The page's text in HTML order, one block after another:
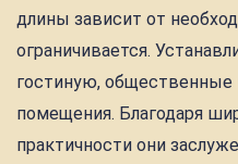
длины зависит от
ограничивается.
гостиную,
помещения. Благодаря
практичности они